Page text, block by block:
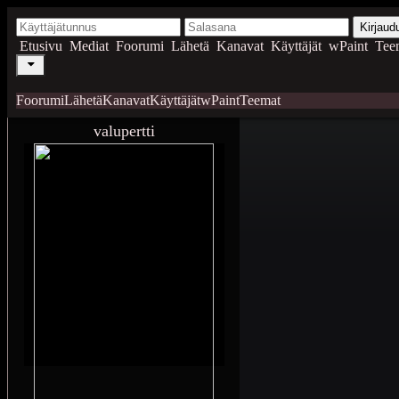
Etusivu Mediat Foorumi Lähetä Kanavat Käyttäjät wPaint
FoorumiLähetäKanavatKäyttäjätwPaintTeemat
valupertti